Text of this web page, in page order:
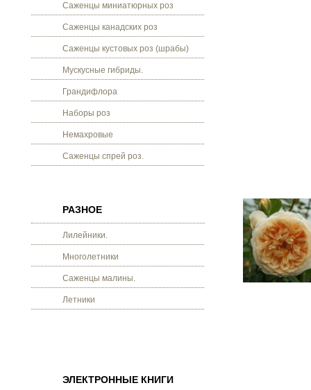
Саженцы миниатюрных роз
Саженцы канадских роз
Саженцы кустовых роз (шрабы)
Мускусные гибриды.
Грандифлора
Наборы роз
Немахровые
Саженцы спрей роз.
РАЗНОЕ
Лилейники.
Многолетники
Саженцы малины.
Летники
ЭЛЕКТРОННЫЕ КНИГИ